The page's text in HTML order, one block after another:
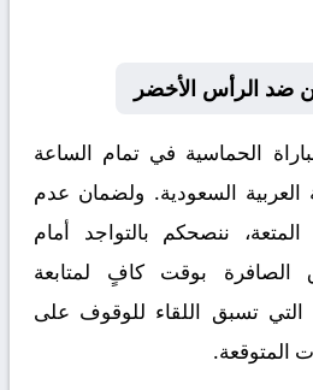
ضد الرأس الأخضر
الحماسية في تمام الساعة
العربية السعودية. ولضمان عدم
ننصحكم بالتواجد أمام
الصافرة بوقت كافٍ لمتابعة
التي تسبق اللقاء للوقوف على
المتوقعة.